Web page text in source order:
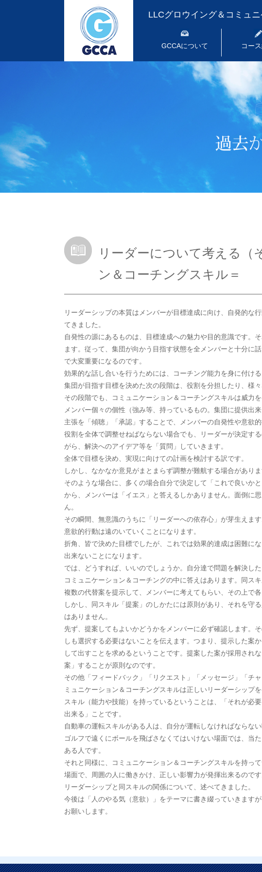
LLCグロウイング＆コミュ
GCCAについて コー
リーダーについて考える（
ン＆コーチングスキル＝
リーダーシップの本質はメンバーが目標達成に向け、自発的な
てきました。
自発性の源にあるものは、目標達成への魅力や目的意識です。
ます。従って、集団が向かう目指す状態を全メンバーと十分に
で大変重要になるのです。
効果的な話し合いを行うためには、コーチング能力を身に付け
集団が目指す目標を決めた次の段階は、役割を分担したり、様
その段階でも、コミュニケーション＆コーチングスキルは威力を
メンバー個々の個性（強み等、持っているもの。集団に提供出
主張を「傾聴」「承認」することで、メンバーの自発性や意欲
役割を全体で調整せねばならない場合でも、リーダーが決定す
がら、解決へのアイデア等を「質問」していきます。
全体で目標を決め、実現に向けての計画を検討する訳です。
しかし、なかなか意見がまとまらず調整が難航する場合がありま
そのような場合に、多くの場合自分で決定して「これで良いか
から、メンバーは「イエス」と答えるしかありません。面倒に
ん。
その瞬間、無意識のうちに「リーダーへの依存心」が芽生えま
意欲的行動は遠のいていくことになります。
折角、皆で決めた目標でしたが、これでは効果的達成は困難に
出来ないことになります。
では、どうすれば、いいのでしょうか。自分達で問題を解決し
コミュニケーション＆コーチングの中に答えはあります。同ス
複数の代替案を提示して、メンバーに考えてもらい、その上で
しかし、同スキル「提案」のしかたには原則があり、それを守
はありません。
先ず、提案してもよいかどうかをメンバーに必ず確認します。
しも選択する必要はないことを伝えます。つまり、提示した案
して出すことを求めるということです。提案した案が採用され
案」することが原則なのです。
その他「フィードバック」「リクエスト」「メッセージ」「チ
ミュニケーション＆コーチングスキルは正しいリーダーシップ
スキル（能力や技能）を持っているということは、「それが必
出来る」ことです。
自動車の運転スキルがある人は、自分が運転しなければならな
ゴルフで遠くにボールを飛ばさなくてはいけない場面では、当
ある人です。
それと同様に、コミュニケーション＆コーチングスキルを持っ
場面で、周囲の人に働きかけ、正しい影響力が発揮出来るのです
リーダーシップと同スキルの関係について、述べてきました。
今後は「人のやる気（意欲）」をテーマに書き綴っていきます
お願いします。